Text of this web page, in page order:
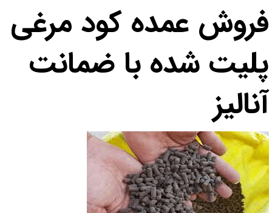
فروش عمده کود مرغی
پلیت شده با ضمانت
آنالیز